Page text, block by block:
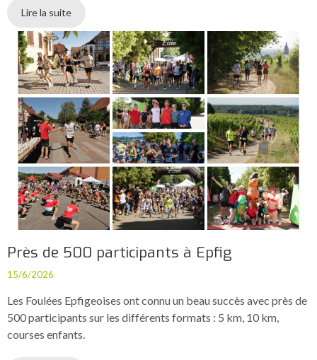
Lire la suite
Près de 500 participants à Epfig
15/6/2026
Les Foulées Epfigeoises ont connu un beau succès avec près de
500 participants sur les différents formats : 5 km, 10 km,
courses enfants.